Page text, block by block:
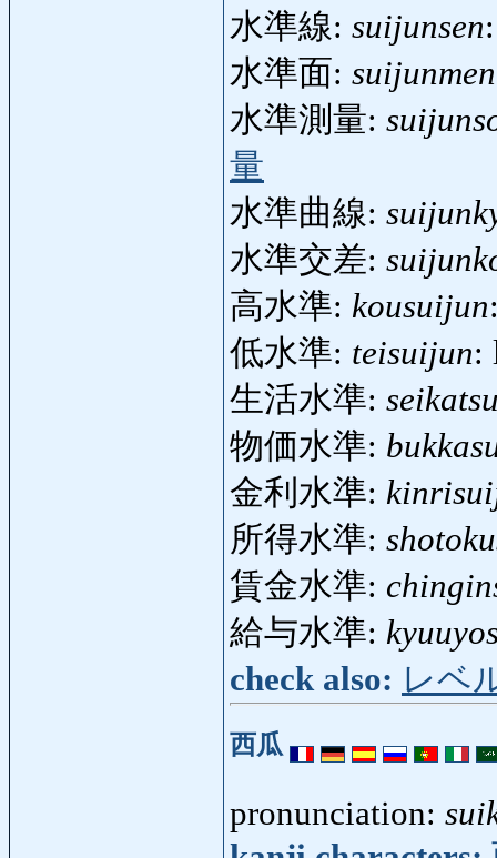
水準線: suijunsen
水準面: suijunmen
水準測量:
量
水準曲線:
水準交差:
高水準: kousuijun
低水準: teisuijun:
生活水準:
物価水準:
金利水準:
所得水準:
賃金水準:
給与水準:
check also: レベ
西瓜
pronunciation: